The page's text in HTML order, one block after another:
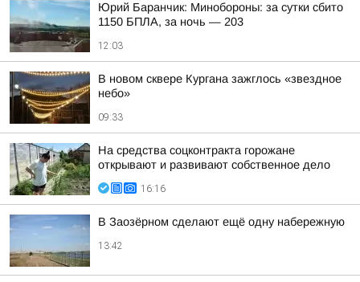
Юрий Баранчик: Минобороны: за сутки сбито
1150 БПЛА, за ночь — 203
12:03
В новом сквере Кургана зажглось «звездное
небо»
09:33
На средства соцконтракта горожане
открывают и развивают собственное дело
16:16
В Заозёрном сделают ещё одну набережную
13:42